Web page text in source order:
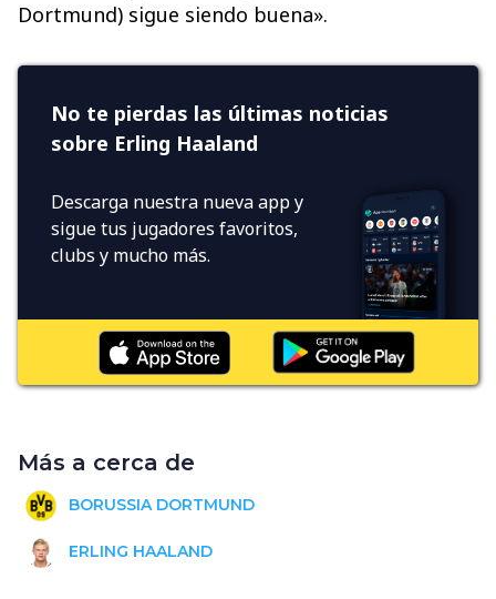
Dortmund) sigue siendo buena».
No te pierdas las últimas noticias
sobre Erling Haaland
Descarga nuestra nueva app y
sigue tus jugadores favoritos,
clubs y mucho más.
Más a cerca de
BORUSSIA DORTMUND
ERLING HAALAND